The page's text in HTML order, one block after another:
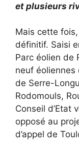
et plusieurs
Mais cette
définitif. Saisi
Parc éolien de
neuf éoliennes
de Serre-
Rodomouls,
Conseil d’Etat
opposé au
d’appel de